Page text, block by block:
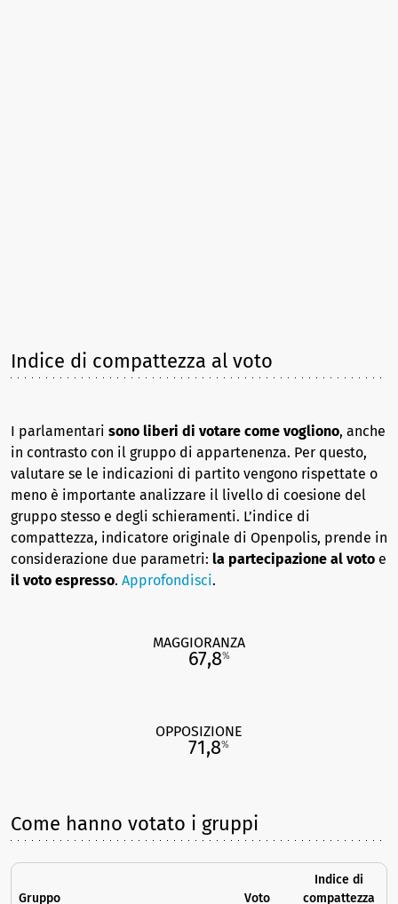
Indice di compattezza al voto
I parlamentari sono liberi di votare come vogliono, anche
in contrasto con il gruppo di appartenenza. Per questo,
valutare se le indicazioni di partito vengono rispettate o
meno è importante analizzare il livello di coesione del
gruppo stesso e degli schieramenti. L’indice di
compattezza, indicatore originale di Openpolis, prende in
considerazione due parametri: la partecipazione al voto e
il voto espresso. Approfondisci.
MAGGIORANZA
67,8%
OPPOSIZIONE
71,8%
Come hanno votato i gruppi
Gruppo Voto
Indice di
compattezza